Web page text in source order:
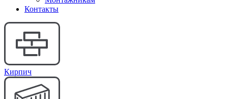
Контакты
Кирпич